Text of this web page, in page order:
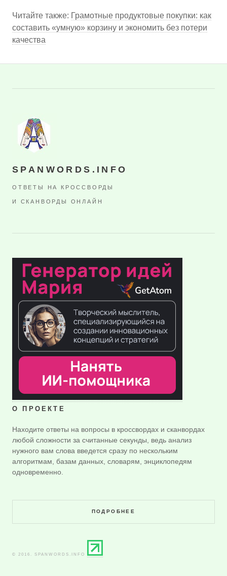
Читайте также: Грамотные продуктовые покупки: как
составить «умную» корзину и экономить без потери
качества
SPANWORDS.INFO
ОТВЕТЫ НА КРОССВОРДЫ
И СКАНВОРДЫ ОНЛАЙН
О ПРОЕКТЕ
Находите ответы на вопросы в кроссвордах и сканвордах
любой сложности за считанные секунды, ведь анализ
нужного вам слова введется сразу по нескольким
алгоритмам, базам данных, словарям, энциклопедям
одновременно.
ПОДРОБНЕЕ
© 2016. SPANWORDS.INFO